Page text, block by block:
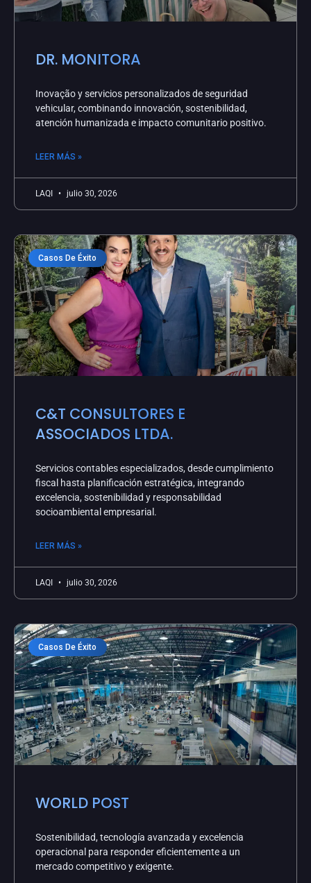
DR. MONITORA
Inovação y servicios personalizados de seguridad
vehicular, combinando innovación, sostenibilidad,
atención humanizada e impacto comunitario positivo.
LEER MÁS »
LAQI julio 30, 2026
Casos De Éxito
C&T CONSULTORES E
ASSOCIADOS LTDA.
Servicios contables especializados, desde cumplimiento
fiscal hasta planificación estratégica, integrando
excelencia, sostenibilidad y responsabilidad
socioambiental empresarial.
LEER MÁS »
LAQI julio 30, 2026
Casos De Éxito
WORLD POST
Sostenibilidad, tecnología avanzada y excelencia
operacional para responder eficientemente a un
mercado competitivo y exigente.